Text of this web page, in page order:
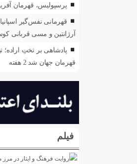
پرسپولیس، قهرمان
قهرمانی نفس‌گیر
آرژانتین و مسی قربانی
پادشاهی بر تختِ اراده؛
قهرمان جهان شد 2 هفته
فیلم